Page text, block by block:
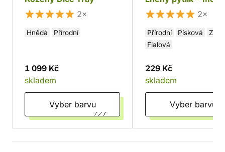
2×
Hnědá Přírodní
1 099 Kč
skladem
Vyber barvu
2×
Přírodní Písková
Fialová
229 Kč
skladem
Vyber barvu